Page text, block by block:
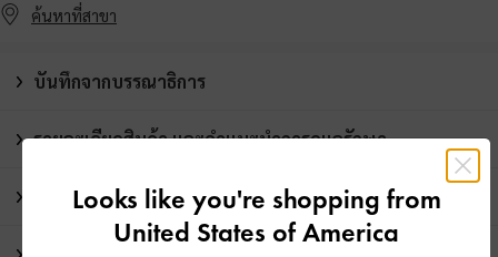
ค้นหาที่สาขา
บันทึกจากบรรณาธิการ
รายละเอียดสินค้า และคำแนะนำการดูแลรักษา
โปรโมชั่น
Looks like you're shopping from
United States of America